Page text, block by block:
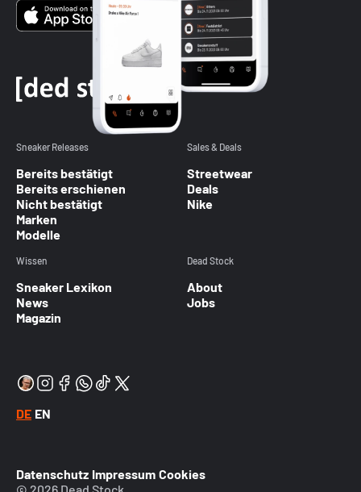
Sneaker Releases
Bereits bestätigt
Bereits erschienen
Nicht bestätigt
Marken
Modelle
Sales & Deals
Streetwear
Deals
Nike
Wissen
Sneaker Lexikon
News
Magazin
Dead Stock
About
Jobs
DE EN
Datenschutz Impressum Cookies